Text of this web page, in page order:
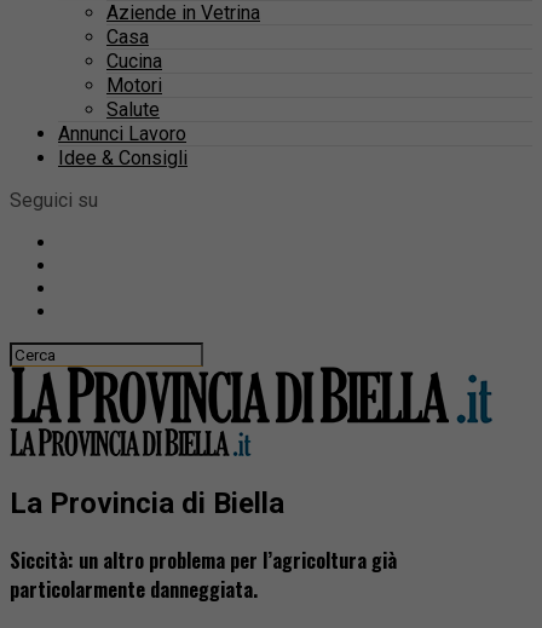
Aziende in Vetrina
Casa
Cucina
Motori
Salute
Annunci Lavoro
Idee & Consigli
Seguici su
La Provincia di Biella
Siccità: un altro problema per l’agricoltura già
particolarmente danneggiata.